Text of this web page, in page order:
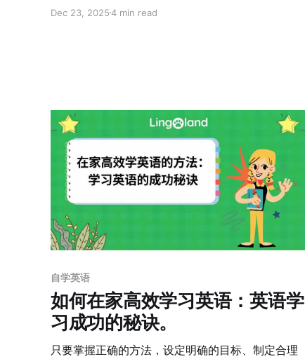
Dec 23, 20254 min read
自学英语
如何在家高效学习英语：英语学
习成功的秘诀。
只要掌握正确的方法，设定明确的目标、制定合理